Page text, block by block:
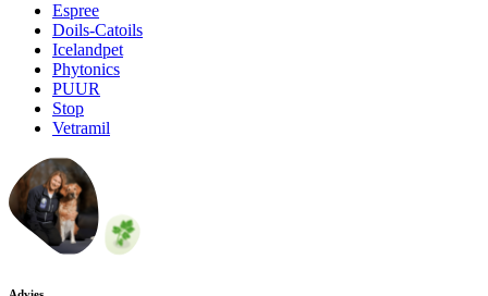
Espree
Doils-Catoils
Icelandpet
Phytonics
PUUR
Stop
Vetramil